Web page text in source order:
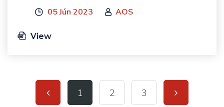
05 Jún 2023 AOS
View
1 2 3